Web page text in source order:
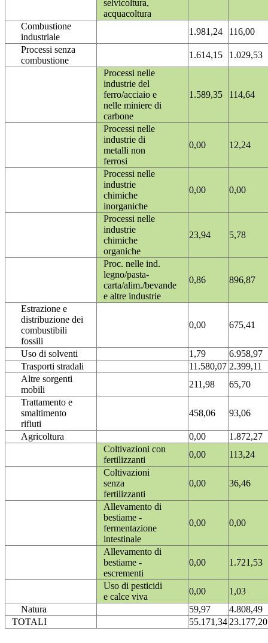
selvicoltura,
acquacoltura
Combustione
industriale
1.981,24
116,00
Processi senza
combustione
1.614,15
1.029,53
Processi nelle
industrie del
ferro/acciaio e
nelle miniere di
carbone
1.589,35 114,64
Processi nelle
industrie di
metalli non
ferrosi
0,00 12,24
Processi nelle
industrie
chimiche
inorganiche
0,00 0,00
Processi nelle
industrie
chimiche
organiche
23,94 5,78
Proc. nelle ind.
legno/pasta-
carta/alim./bevande
e altre industrie
0,86 896,87
Estrazione e
distribuzione dei
combustibili
fossili
0,00 675,41
Uso di solventi 1,79
6.958,97
Trasporti stradali
11.580,07 2.399,11
Altre sorgenti
mobili
211,98
65,70
Trattamento e
smaltimento
rifiuti
458,06 93,06
Agricoltura 0,00
1.872,27
Coltivazioni con
fertilizzanti
0,00
113,24
Coltivazioni
senza
fertilizzanti
0,00 36,46
Allevamento di
bestiame -
fermentazione
intestinale
0,00 0,00
Allevamento di
bestiame -
escrementi
0,00 1.721,53
Uso di pesticidi
e calce viva
0,00
1,03
Natura
59,97
4.808,49
TOTALI
55.171,3423.177,20